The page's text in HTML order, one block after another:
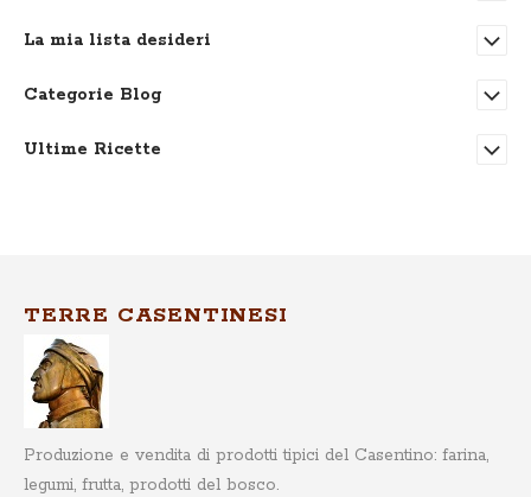
La mia lista desideri
Categorie Blog
Ultime Ricette
TERRE CASENTINESI
Produzione e vendita di prodotti tipici del Casentino: farina,
legumi, frutta, prodotti del bosco.